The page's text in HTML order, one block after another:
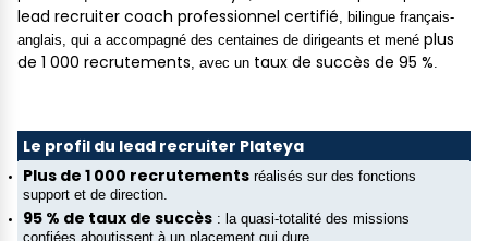
lead recruiter coach professionnel certifié , bilingue français-
anglais, qui a accompagné des centaines de dirigeants et mené plus
de 1 000 recrutements , avec un taux de succès de 95 %
Le profil du lead recruiter Plateya
Plus de 1 000 recrutements réalisés sur des fonctions
support et de direction.
95 % de taux de succès : la quasi-totalité des missions
confiées aboutissent à un placement qui dure.